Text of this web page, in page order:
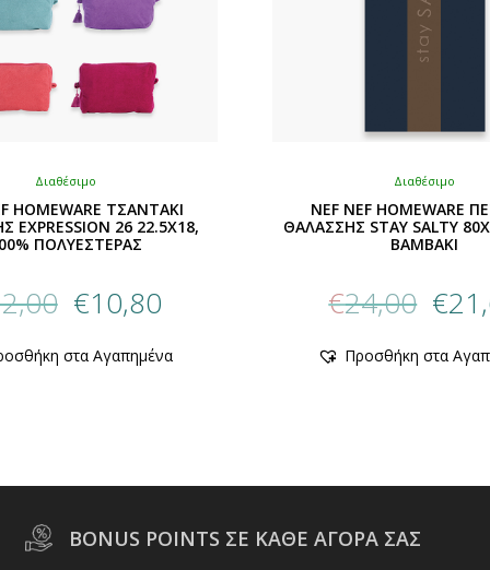
Διαθέσιμο
HOMEWARE ΤΣΑΝΤΑΚΙ
EXPRESSION 26 22.5X18,
ΠΟΛΥΕΣΤΕΡΑΣ
price
€12,00.
€10,80τρέχουσα
είναι:
το
να
στα Αγαπημένα
Διαθέσιμο
NEF NEF HOMEWARE
ΘΑΛΑΣΣΗΣ STAY SALTY
BAMBAKI
€24,00
price
€
το
Προσθήκη στα
BONUS POINTS ΣΕ ΚΑΘΕ ΑΓΟΡΑ ΣΑΣ